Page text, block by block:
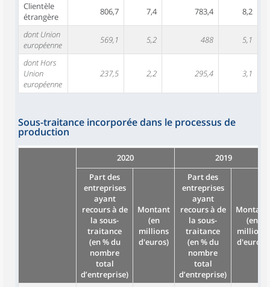
Clientèle
étrangère
806,7 7,4 783,4 8,2
dont Union
européenne
569,1 5,2 488 5,1
dont Hors
Union
européenne
237,5 2,2 295,4 3,1
Sous-traitance incorporée dans le processus de
production
2020
2019
Part des
entreprises
ayant
recours à de
la sous-
traitance
(en % du
nombre
total
d’entreprise)
Montant
(en
millions
d'euros)
Part des
entreprises
ayant
recours à de
la sous-
traitance
(en % du
nombre
total
d’entreprise)
Montant
(en
millions
d'euros)